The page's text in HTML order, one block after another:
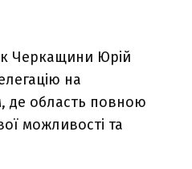
Черкащини Юрій
на
де область повною
можливості та